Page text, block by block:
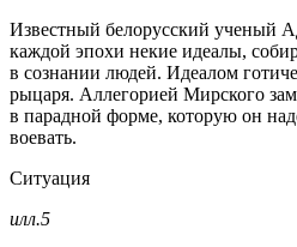
Известный белорусский ученый
каждой эпохи некие идеалы,
в сознании людей. Идеалом
рыцаря. Аллегорией Мирского
в парадной форме, которую он
воевать.
Ситуация
илл.5